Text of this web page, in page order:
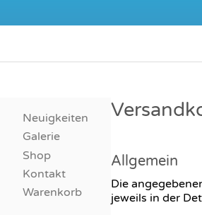
Allgemein
Die
jeweils in der
Neuigkeiten
Galerie
Shop
Kontakt
Warenkorb